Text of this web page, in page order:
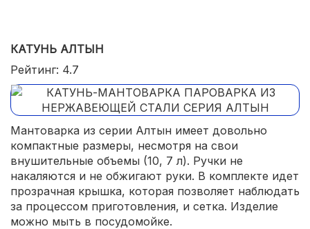
КАТУНЬ АЛТЫН
Рейтинг: 4.7
Мантоварка из серии Алтын имеет довольно
компактные размеры, несмотря на свои
внушительные объемы (10, 7 л). Ручки не
накаляются и не обжигают руки. В комплекте идет
прозрачная крышка, которая позволяет наблюдать
за процессом приготовления, и сетка. Изделие
можно мыть в посудомойке.